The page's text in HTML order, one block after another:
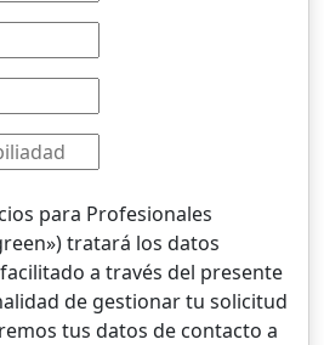
para Profesionales
tratará los datos
a través del presente
de gestionar tu solicitud
tus datos de contacto a